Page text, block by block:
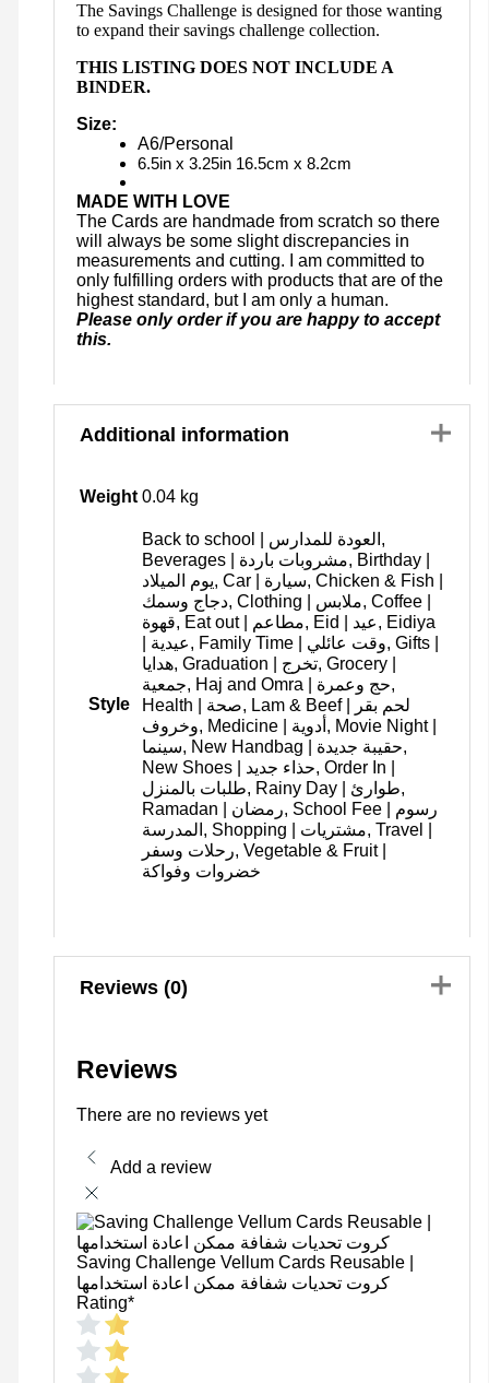
The Savings Challenge is designed for those wanting
to expand their savings challenge collection.
THIS LISTING DOES NOT INCLUDE A
BINDER.
Size:
A6/Personal
6.5in x 3.25in 16.5cm x 8.2cm
MADE WITH LOVE
The Cards are handmade from scratch so there
will always be some slight discrepancies in
measurements and cutting. I am committed to
only fulfilling orders with products that are of the
highest standard, but I am only a human.
Please only order if you are happy to accept
this.
Additional information
Weight 0.04 kg
Style
Back to school | العودة للمدارس,
Beverages | مشروبات باردة, Birthday |
يوم الميلاد, Car | سيارة, Chicken & Fish |
دجاج وسمك, Clothing | ملابس, Coffee |
قهوة, Eat out | مطاعم, Eid | عيد, Eidiya
هدايا, Graduation | تخرج, Grocery |
جمعية, Haj and Omra | حج وعمرة,
Health | صحة, Lam & Beef | لحم بقر
وخروف, Medicine | أدوية, Movie Night |
سينما, New Handbag | حقيبة جديدة,
New Shoes | حذاء جديد, Order In |
طلبات بالمنزل, Rainy Day | طوارئ,
Ramadan | رمضان, School Fee | رسوم
المدرسة, Shopping | مشتريات, Travel |
رحلات وسفر, Vegetable & Fruit |
خضروات وفواكة
Reviews (0)
Reviews
There are no reviews yet
Add a review
Saving Challenge Vellum Cards Reusable |
كروت تحديات شفافة ممكن اعادة استخدامها
Rating*